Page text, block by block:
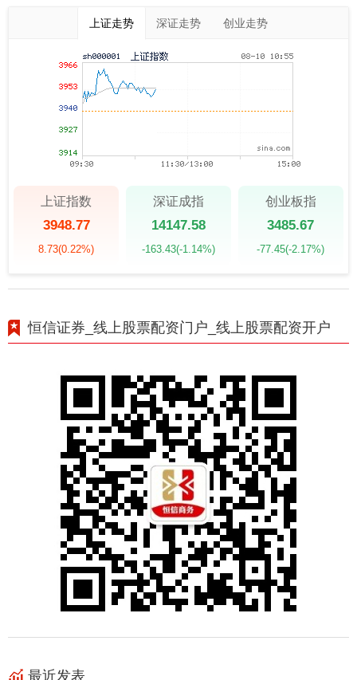
上证走势 深证走势 创业走势
上证指数
3948.77
8.73(0.22%)
深证成指
14147.58
-163.43(-1.14%)
创业板指
3485.67
-77.45(-2.17%)
恒信证券_线上股票配资门户_线上股票配资开户
最近发表